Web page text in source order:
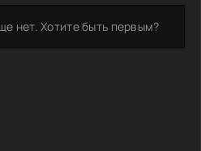
нет. Хотите быть первым?